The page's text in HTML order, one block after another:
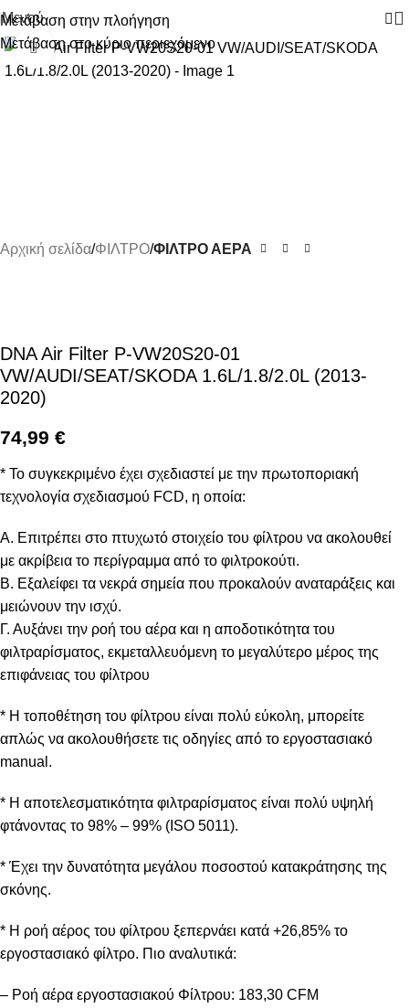
Μετάβαση στην πλοήγηση
Μετάβαση στο κύριο περιεχόμενο
Μενού
Κάντε κλικ για μεγέθυνση
Αρχική σελίδα ΦΙΛΤΡΟ ΦΙΛΤΡΟ ΑΕΡΑ
DNA Air Filter P-VW20S20-01
VW/AUDI/SEAT/SKODA 1.6L/1.8/2.0L (2013-
2020)
74,99 €
* Το συγκεκριμένο έχει σχεδιαστεί με την πρωτοποριακή
τεχνολογία σχεδιασμού FCD, η οποία:
Α. Επιτρέπει στο πτυχωτό στοιχείο του φίλτρου να ακολουθεί
με ακρίβεια το περίγραμμα από το φιλτροκούτι.
Β. Εξαλείφει τα νεκρά σημεία που προκαλούν αναταράξεις και
μειώνουν την ισχύ.
Γ. Αυξάνει την ροή του αέρα και η αποδοτικότητα του
φιλτραρίσματος, εκμεταλλευόμενη το μεγαλύτερο μέρος της
επιφάνειας του φίλτρου
* Η τοποθέτηση του φίλτρου είναι πολύ εύκολη, μπορείτε
απλώς να ακολουθήσετε τις οδηγίες από το εργοστασιακό
manual.
* Η αποτελεσματικότητα φιλτραρίσματος είναι πολύ υψηλή
φτάνοντας το 98% – 99% (ISO 5011).
* Έχει την δυνατότητα μεγάλου ποσοστού κατακράτησης της
σκόνης.
* Η ροή αέρος του φίλτρου ξεπερνάει κατά +26,85% το
εργοστασιακό φίλτρο. Πιο αναλυτικά:
– Ροή αέρα εργοστασιακού Φίλτρου: 183,30 CFM